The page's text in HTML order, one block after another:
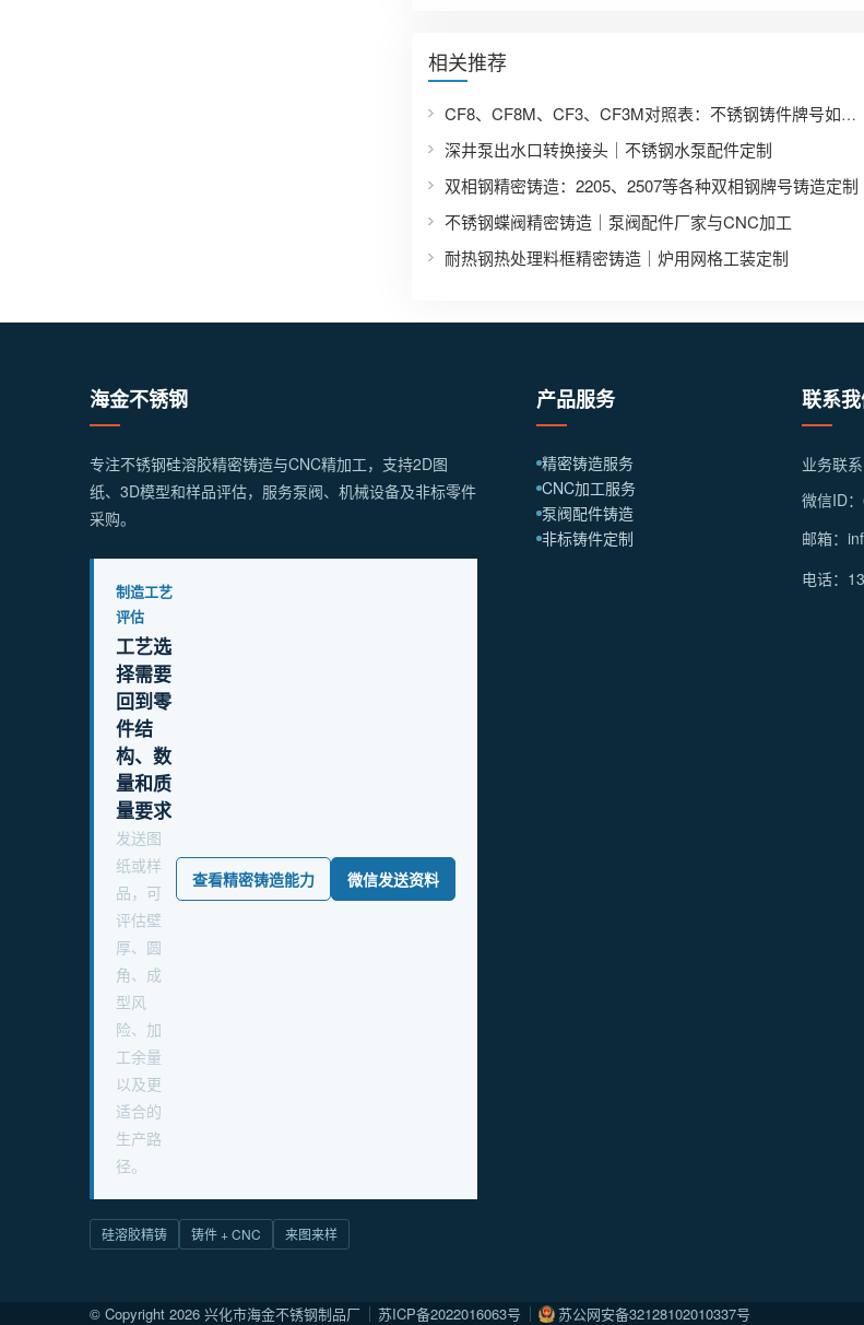
相关推荐
CF8、CF8M、CF3、CF3M对照表：不锈钢铸件牌号如何对应304、316、304L、316L？
深井泵出水口转换接头｜不锈钢水泵配件定制
双相钢精密铸造：2205、2507等各种双相钢牌号铸造定制
不锈钢蝶阀精密铸造｜泵阀配件厂家与CNC加工
耐热钢热处理料框精密铸造｜炉用网格工装定制
海金不锈钢
专注不锈钢硅溶胶精密铸造与CNC精加工，支持2D图
纸、3D模型和样品评估，服务泵阀、机械设备及非标零件
采购。
制造工艺
评估
工艺选
择需要
回到零
件结
构、数
量和质
量要求
发送图
纸或样
品，可
评估壁
厚、圆
角、成
型风
险、加
工余量
以及更
适合的
生产路
径。
查看精密铸造能力 微信发送资料
硅溶胶精铸 铸件 + CNC 来图来样
产品服务
精密铸造服务
CNC加工服务
泵阀配件铸造
非标铸件定制
联系
业务联
微信ID
邮箱：
电话：
© Copyright 2026 兴化市海金不锈钢制品厂 苏ICP备2022016063号 苏公网安备32128102010337号